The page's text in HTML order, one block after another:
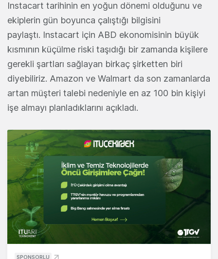
Instacart tarihinin en yoğun dönemi olduğunu ve
ekiplerin gün boyunca çalıştığı bilgisini
paylaştı. Instacart için ABD ekonomisinin büyük
kısmının küçülme riski taşıdığı bir zamanda kişilere
gerekli şartları sağlayan birkaç şirketten biri
diyebiliriz. Amazon ve Walmart da son zamanlarda
artan müşteri talebi nedeniyle en az 100 bin kişiyi
işe almayı planladıklarını açıkladı.
SPONSORLU